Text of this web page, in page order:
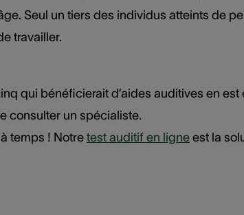
Seul un tiers des individus atteints de
travailler.
qui bénéficierait d’aides auditives en
consulter un spécialiste.
temps ! Notre test auditif en ligne est la